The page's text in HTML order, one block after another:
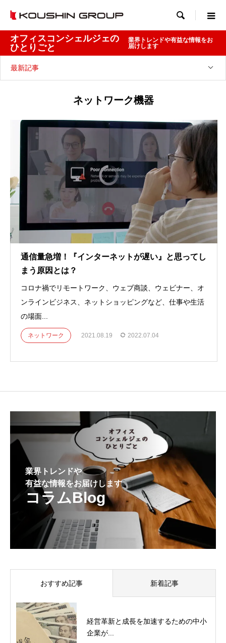

オフィスコンシェルジェの
ひとりごと
業界トレンドや有益な情報をお
届けします
最新記事
ネットワーク機器
通信量急増！『インターネットが遅い』と思ってし
まう原因とは？
コロナ禍でリモートワーク、ウェブ商談、ウェビナー、オ
ンラインビジネス、ネットショッピングなど、仕事や生活
の場面...
ネットワーク 2021.08.19 2022.07.04
業界トレンドや
有益な情報をお届けします
コラムBlog
おすすめ記事 新着記事
経営革新と成長を加速するための中小
企業が...